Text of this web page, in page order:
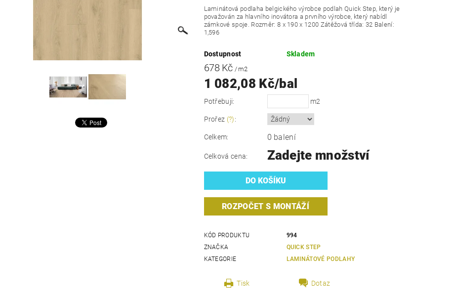
Laminátová podlaha belgického výrobce podlah Quick Step, který je
považován za hlavního inovátora a prvního výrobce, který nabídl
zámkové spoje. Rozměr: 8 x 190 x 1200 Zátěžová třída: 32 Balení:
1,596
Dostupnost Skladem
678 Kč/ m2
1 082,08 Kč/bal
Potřebuji: m2
Prořez (?):
Celkem: 0 balení
Celková cena: Zadejte množství
ROZPOČET S MONTÁŽÍ
KÓD PRODUKTU
994
ZNAČKA
QUICK STEP
KATEGORIE
LAMINÁTOVÉ PODLAHY
Tisk Dotaz